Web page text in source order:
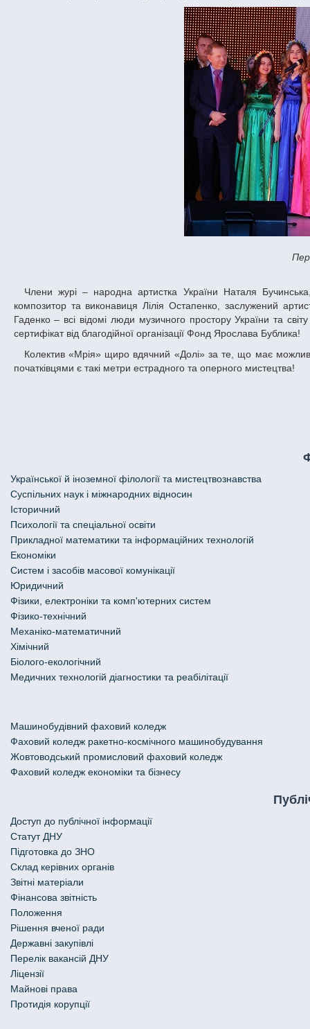
Члени журі – народна артистка України Наталя Бучинська, народний артист України Олександр Гурець, заслужений діяч мистецтв,
композитор та виконавиця Лілія Остапенко, заслужений
Гаденко – всі відомі люди музичного простору України та
сертифікат від благодійної організації Фонд Ярослава Бублика!
Колектив «Мрія» щиро вдячний «Долі» за те, що має можливість бувати на фестивалі такого рівня, де учасниками гала-концерту поруч з
початківцями є такі метри естрадного та оперного мистецтва!
Української й іноземної філології та мистецтвознавства
Cуспільних наук і міжнародних відносин
Історичний
Психології та спеціальної освіти
Прикладної математики та інформаційних технологій
Економіки
Систем і засобів масової комунікації
Юридичний
Фізики, електроніки та комп'ютерних систем
Фізико-технічний
Механіко-математичний
Хімічний
Біолого-екологічний
Медичних технологій діагностики та реабілітації
Машинобудівний фаховий коледж
Фаховий коледж ракетно-космічного машинобудування
Жовтоводський промисловий фаховий коледж
Фаховий коледж економіки та бізнесу
Доступ до публічної інформації
Статут ДНУ
Підготовка до ЗНО
Склад керівних органів
Звітні матеріали
Фінансова звітність
Положення
Рішення вченої ради
Державні закупівлі
Перелік вакансій ДНУ
Ліцензії
Майнові права
Протидія корупції